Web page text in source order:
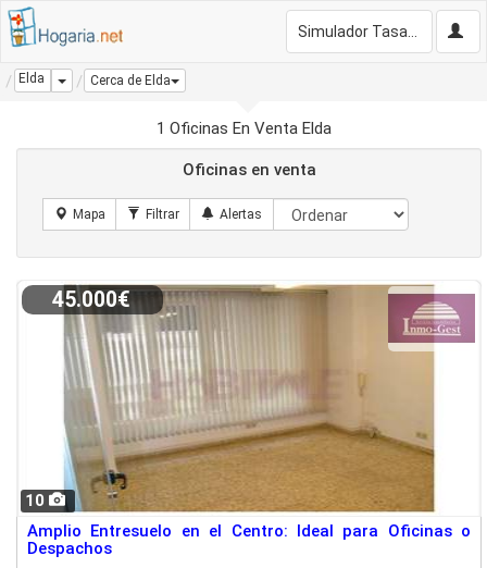
Elda Dropdown
Cerca de Elda
1 Oficinas En Venta Elda
Oficinas en venta
10
45.000€
Amplio Entresuelo en el Centro: Ideal para Oficinas o
Despachos